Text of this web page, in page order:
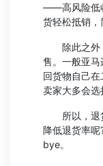
——高风险低
货轻松抵销，
除此之外，
售。一般亚
回货物自己在
卖家大多会选
所以，退货
降低退货率
bye。